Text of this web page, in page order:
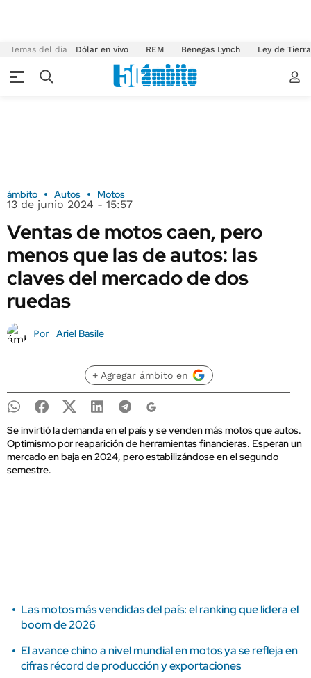
Temas del día Dólar en vivo REM Benegas Lynch Ley de
ámbito Autos Motos
13 de junio 2024 - 15:57
Ventas de motos caen, pero
menos que las de autos: las
claves del mercado de dos
ruedas
Por Ariel Basile
+ Agregar ámbito en
Se invirtió la demanda en el país y se venden más motos que autos.
Optimismo por reaparición de herramientas financieras. Esperan un
mercado en baja en 2024, pero estabilizándose en el segundo
semestre.
Las motos más vendidas del país: el ranking que lidera el
boom de 2026
El avance chino a nivel mundial en motos ya se refleja en
cifras récord de producción y exportaciones